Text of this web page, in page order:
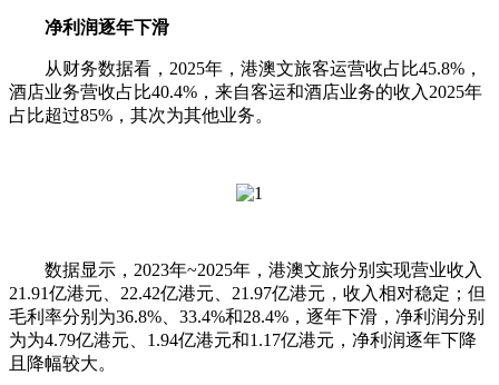
净利润逐年下滑
从财务数据看，2025年，港澳文旅客运营收占比45.8%，
酒店业务营收占比40.4%，来自客运和酒店业务的收入2025年
占比超过85%，其次为其他业务。
数据显示，2023年~2025年，港澳文旅分别实现营业收入
21.91亿港元、22.42亿港元、21.97亿港元，收入相对稳定；但
毛利率分别为36.8%、33.4%和28.4%，逐年下滑，净利润分别
为为4.79亿港元、1.94亿港元和1.17亿港元，净利润逐年下降
且降幅较大。